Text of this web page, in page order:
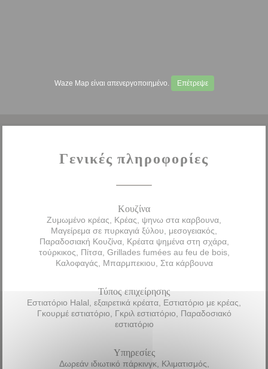
Waze Map είναι απενεργοποιημένο. Επέτρεψε
Γενικές πληροφορίες
Κουζίνα
Ζυμωμένο κρέας, Κρέας, ψηνω στα καρβουνα,
Μαγείρεμα σε πυρκαγιά ξύλου, μεσογειακός,
Παραδοσιακή Κουζίνα, Κρέατα ψημένα στη σχάρα,
τούρκικος, Πίτσα, Grillades fumées au feu de bois,
Καλοφαγάς, Μπαρμπεκιου, Στα κάρβουνα
Τύπος επιχείρησης
Εστιατόριο Halal, εξαιρετικά κρέατα, Εστιατόριο με κρέας,
Γκουρμέ εστιατόριο, Γκριλ εστιατόριο, Παραδοσιακό
εστιατόριο
Υπηρεσίες
Δωρεάν ιδιωτικό πάρκινγκ, Κλιματισμός,